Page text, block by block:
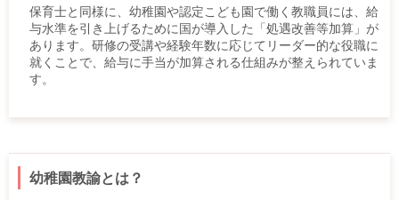
保育士と同様に、幼稚園や認定こども園で働く教職員には、給
与水準を引き上げるために国が導入した「処遇改善等加算」が
あります。研修の受講や経験年数に応じてリーダー的な役職に
就くことで、給与に手当が加算される仕組みが整えられていま
す。
幼稚園教諭とは？